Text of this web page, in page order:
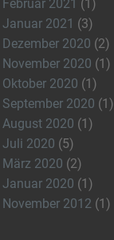
Februar 2021 (1)
Januar 2021 (3)
Dezember 2020 (2)
November 2020 (1)
Oktober 2020 (1)
September 2020 (1)
August 2020 (1)
Juli 2020 (5)
März 2020 (2)
Januar 2020 (1)
November 2012 (1)